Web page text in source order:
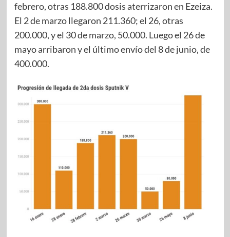
febrero, otras 188.800 dosis aterrizaron en Ezeiza.
El 2 de marzo llegaron 211.360; el 26, otras
200.000, y el 30 de marzo, 50.000. Luego el 26 de
mayo arribaron y el último envío del 8 de junio, de
400.000.